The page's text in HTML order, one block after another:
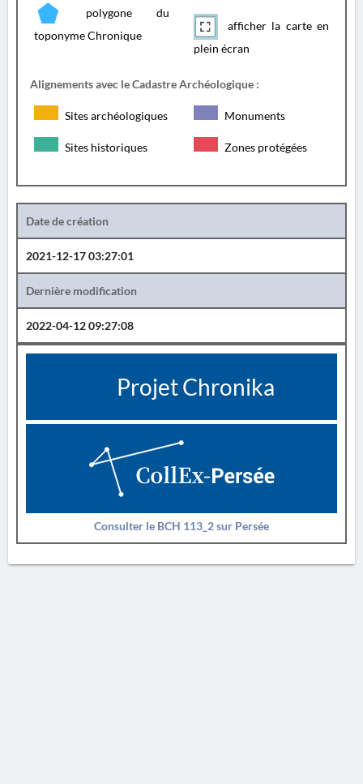
polygone du
toponyme Chronique
afficher la carte en
plein écran
Alignements avec le Cadastre Archéologique :
Sites archéologiques Monuments
Sites historiques Zones protégées
Date de création
2021-12-17 03:27:01
Dernière modification
2022-04-12 09:27:08
Projet Chronika
Consulter le BCH 113_2 sur Persée